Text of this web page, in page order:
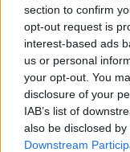
section to confirm
opt-out request is
interest-based ads
us or personal
your opt-out. You
disclosure of your
IAB’s list of
also be disclosed
Downstream